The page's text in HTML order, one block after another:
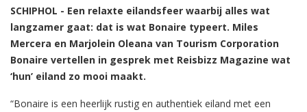
SCHIPHOL - Een relaxte eilandsfeer waarbij alles wat
langzamer gaat: dat is wat Bonaire typeert. Miles
Mercera en Marjolein Oleana van Tourism Corporation
Bonaire vertellen in gesprek met Reisbizz Magazine wat
‘hun’ eiland zo mooi maakt.
“Bonaire is een heerlijk rustig en authentiek eiland met een